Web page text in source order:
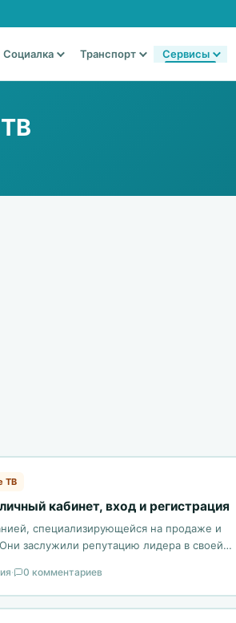
Социалка Транспорт Сервисы
ТВ
кабинет, вход и регистрация
специализирующейся на продаже и
заслужили репутацию лидера в своей
· 0 комментариев